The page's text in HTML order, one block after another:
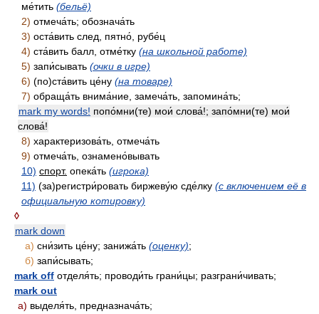
ме́тить (бельё)
2) отмеча́ть; обознача́ть
3) оста́вить след, пятно́, рубе́ц
4) ста́вить балл, отме́тку (на школьной работе)
5) запи́сывать (очки в игре)
6) (по)ста́вить це́ну (на товаре)
7) обраща́ть внима́ние, замеча́ть, запомина́ть;
mark my words! попо́мни(те) мои́ слова́!; запо́мни(те) мои́
слова́!
8) характеризова́ть, отмеча́ть
9) отмеча́ть, ознамено́вывать
10) спорт. опека́ть (игрока)
11) (за)регистри́ровать биржеву́ю сде́лку (с включением её в
официальную котировку)
◊
mark down
а) сни́зить це́ну; занижа́ть (оценку);
б) запи́сывать;
mark off отделя́ть; проводи́ть грани́цы; разграни́чивать;
mark out
а) выделя́ть, предназнача́ть;